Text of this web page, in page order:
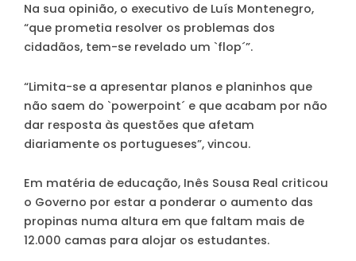
Na sua opinião, o executivo de Luís Montenegro,
“que prometia resolver os problemas dos
cidadãos, tem-se revelado um `flop´”.
“Limita-se a apresentar planos e planinhos que
não saem do `powerpoint´ e que acabam por não
dar resposta às questões que afetam
diariamente os portugueses”, vincou.
Em matéria de educação, Inês Sousa Real criticou
o Governo por estar a ponderar o aumento das
propinas numa altura em que faltam mais de
12.000 camas para alojar os estudantes.